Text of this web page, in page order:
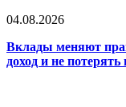
04.08.2026
Вклады меняют
доход и не